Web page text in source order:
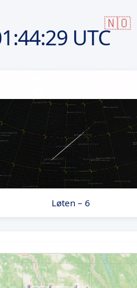
🇳🇴
UTC
Løten – 6